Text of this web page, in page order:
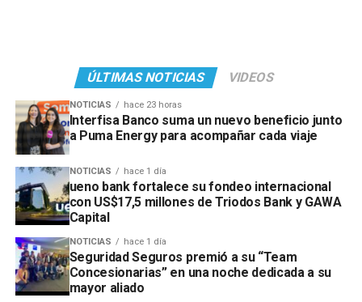
ÚLTIMAS NOTICIAS VIDEOS
NOTICIAS hace 23 horas
Interfisa Banco suma un nuevo beneficio junto
a Puma Energy para acompañar cada viaje
NOTICIAS hace 1 día
ueno bank fortalece su fondeo internacional
con US$17,5 millones de Triodos Bank y GAWA
Capital
NOTICIAS hace 1 día
Seguridad Seguros premió a su “Team
Concesionarias” en una noche dedicada a su
mayor aliado